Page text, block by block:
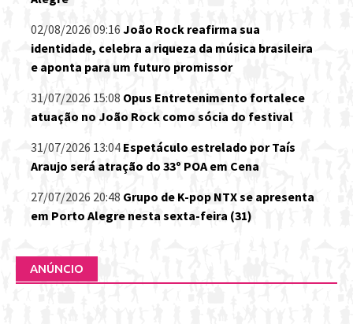
02/08/2026 09:16 João Rock reafirma sua
identidade, celebra a riqueza da música brasileira
e aponta para um futuro promissor
31/07/2026 15:08 Opus Entretenimento fortalece
atuação no João Rock como sócia do festival
31/07/2026 13:04 Espetáculo estrelado por Taís
Araujo será atração do 33º POA em Cena
27/07/2026 20:48 Grupo de K-pop NTX se apresenta
em Porto Alegre nesta sexta-feira (31)
ANÚNCIO